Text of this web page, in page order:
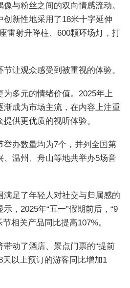
与粉丝之间的双向情感流动。
创新性地采用了18米十字延伸
雷射升降柱、600颗环场灯，打
让观众感受到被重视的体验。
为多元的情绪价值。2025年上
渐成为市场主流，在内容上注重
供更优质的视听体验。
举办数量均为7个，并列全国第
、温州、舟山等地共举办5场音
满足了年轻人对社交与归属感的
，2025年“五一”假期前后，“9
相关产品同比提高107%。
带动了酒店、景点门票的“提前
天以上预订的游客同比增加1